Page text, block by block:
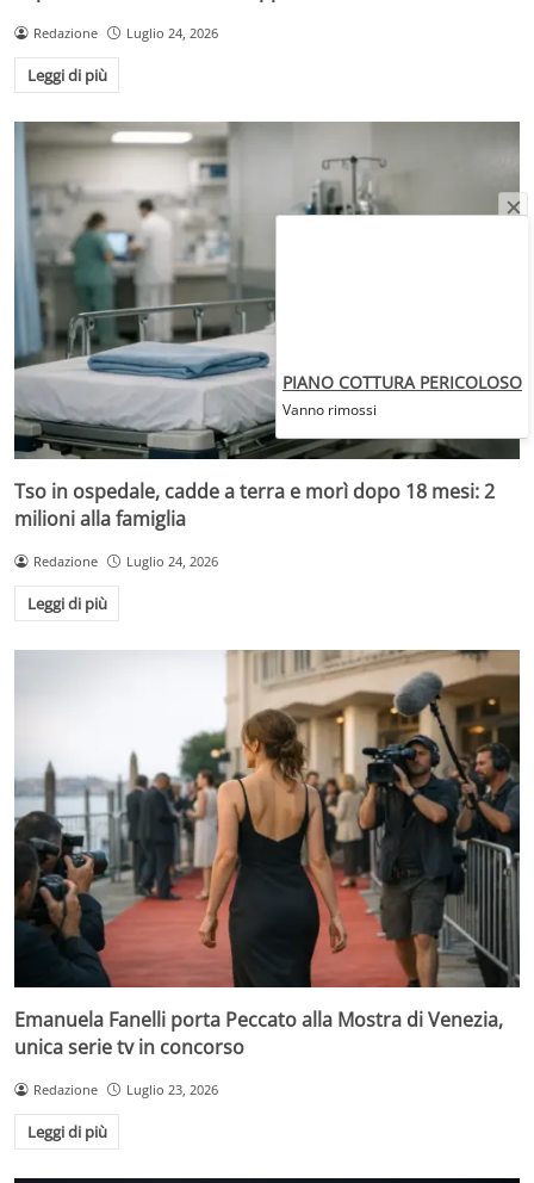
Redazione Luglio 24, 2026
Leggi di più
Tso in ospedale, cadde a terra e morì dopo 18 mesi: 2
milioni alla famiglia
Redazione Luglio 24, 2026
Leggi di più
Emanuela Fanelli porta Peccato alla Mostra di Venezia,
unica serie tv in concorso
Redazione Luglio 23, 2026
Leggi di più
PIANO COTTURA PERICOLOSO
Vanno rimossi